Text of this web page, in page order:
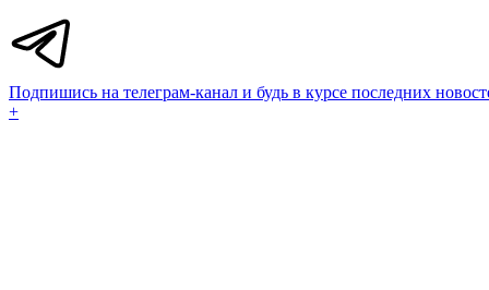
Подпишись на телеграм-канал и будь в курсе последних
+